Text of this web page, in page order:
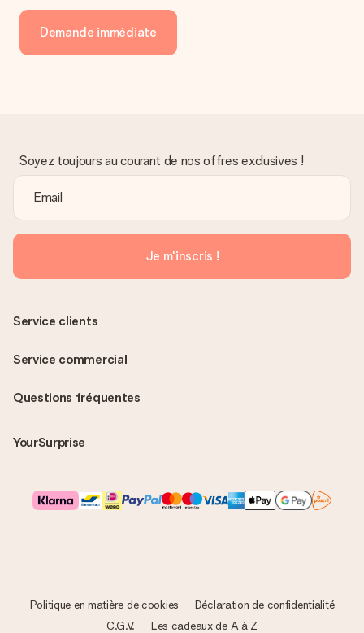
Demande immédiate
Soyez toujours au courant de nos offres exclusives !
Je m'inscris !
Questions fréquentes
YourSurprise
Service clients
Service commercial
Politique en matière de cookies
Déclaration de confidentialité
C.G.V.
Les cadeaux de A à Z